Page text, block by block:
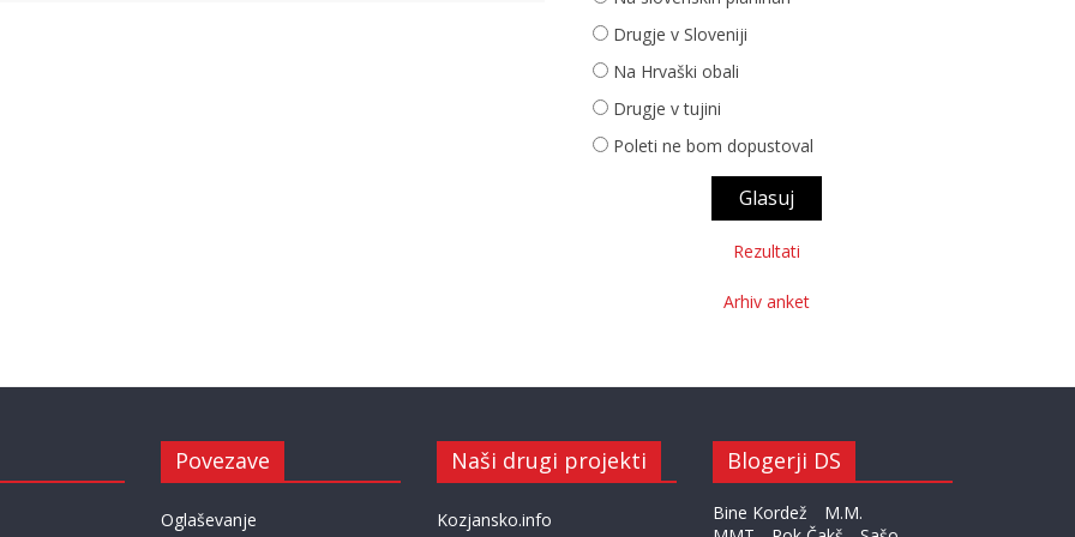
Drugje v Sloveniji
Na Hrvaški obali
Drugje v tujini
Poleti ne bom dopustoval
Rezultati
Arhiv anket
Povezave
Oglaševanje
Naši drugi projekti
Kozjansko.info
Blogerji DS
Bine Kordež
M.M.